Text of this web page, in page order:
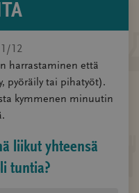
12
harrastaminen että
pyöräily tai pihatyöt).
kymmenen minuutin
liikut yhteensä
tuntia?